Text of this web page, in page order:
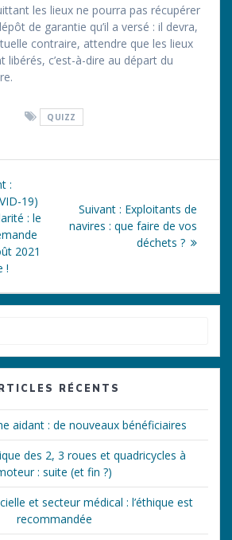
les lieux ne pourra pas récupérer
de garantie qu’il a versé : il devra,
contraire, attendre que les lieux
libérés, c’est-à-dire au départ du
QUIZZ
:Article
précédent
:
19)
: le
2021
!
Suivant : Article
suivant
Exploitants de
navires : que faire de vos
déchets ?
:
RÉCENTS
aidant : de nouveaux bénéficiaires
des 2, 3 roues et quadricycles à
: suite (et fin ?)
et secteur médical : l’éthique est
recommandée